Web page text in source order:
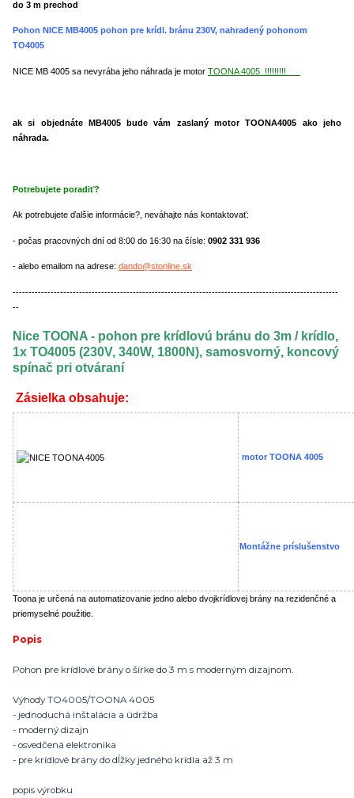
do 3 m prechod
Pohon NICE MB4005 pohon pre krídl. bránu 230V, nahradený pohonom
TO4005
NICE MB 4005 sa nevyrába jeho náhrada je motor TOONA 4005 !!!!!!!!!
ak si objednáte MB4005 bude vám zaslaný motor TOONA4005 ako jeho
náhrada.
Potrebujete poradiť?
Ak potrebujete ďalšie informácie?, neváhajte nás kontaktovať:
- počas pracovných dní od 8:00 do 16:30 na čísle: 0902 331 936
- alebo emailom na adrese: dando@stonline.sk
-------------------------------------------------------------------------------------------------------
--
Nice TOONA - pohon pre krídlovú bránu do 3m / krídlo,
1x TO4005 (230V, 340W, 1800N), samosvorný, koncový
spínač pri otváraní
Zásielka obsahuje:
motor TOONA 4005
Montážne príslušenstvo
Toona je určená na automatizovanie jedno alebo dvojkrídlovej brány na rezidenčné a
priemyselné použitie.
Popis
Pohon pre krídlové brány o šírke do 3 m s moderným dizajnom.
Výhody TO4005/TOONA 4005
- jednoduchá inštalácia a údržba
- moderný dizajn
- osvedčená elektronika
- pre krídlové brány do dĺžky jedného krídla až 3 m
popis výrobku